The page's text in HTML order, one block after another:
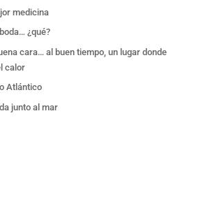
medicina
¿qué?
cara… al buen tiempo, un lugar donde
calor
Atlántico
junto al mar